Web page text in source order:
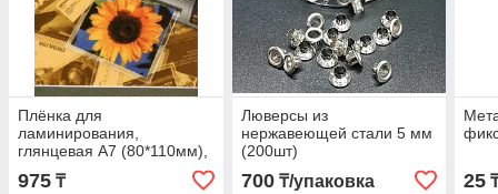
Плёнка для
ламинирования,
глянцевая A7 (80*110мм),
100 микрон
975 ₸
Люверсы из
нержавеющей стали 5 мм
(200шт)
700₸/упаковка 25